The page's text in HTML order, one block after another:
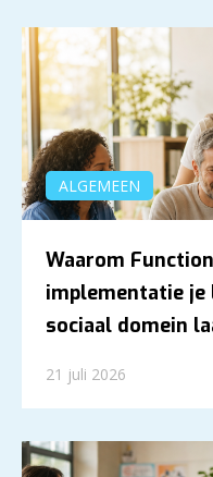
ALGEMEEN
Waarom
implementatie
sociaal domein
21 juli 2026